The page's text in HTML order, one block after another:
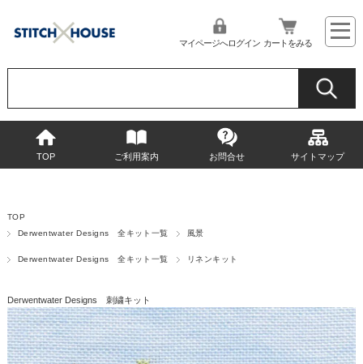
マイページへログイン カートをみる
TOP ご利用案内 お問合せ サイトマップ
TOP
Derwentwater Designs 全キット一覧
風景
Derwentwater Designs 全キット一覧 リネンキット
Derwentwater Designs 刺繍キット